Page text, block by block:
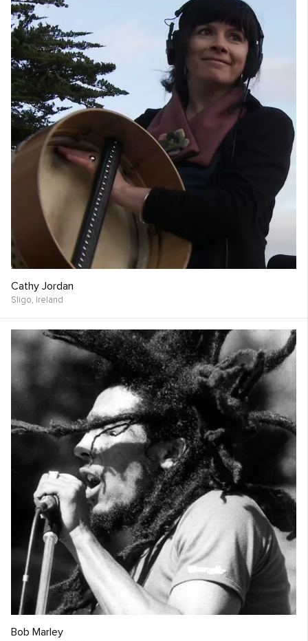
Cathy Jordan
Sligo, Ireland
Bob Marley